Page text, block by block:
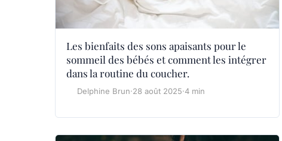
Les bienfaits des sons apaisants pour le
sommeil des bébés et comment les intégrer
dans la routine du coucher.
Delphine Brun·28 août 2025·4 min